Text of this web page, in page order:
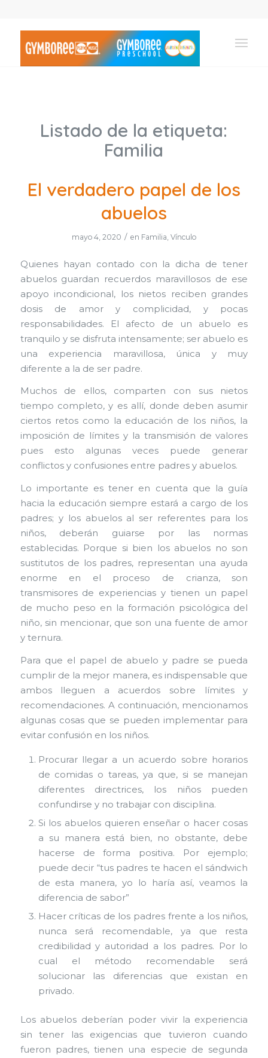
Listado de la etiqueta:
Familia
El verdadero papel de los
abuelos
mayo 4, 2020 / en Familia, Vínculo
Quienes hayan contado con la dicha de tener
abuelos guardan recuerdos maravillosos de ese
apoyo incondicional, los nietos reciben grandes
dosis de amor y complicidad, y pocas
responsabilidades. El afecto de un abuelo es
tranquilo y se disfruta intensamente; ser abuelo es
una experiencia maravillosa, única y muy
diferente a la de ser padre.
Muchos de ellos, comparten con sus nietos
tiempo completo, y es allí, donde deben asumir
ciertos retos como la educación de los niños, la
imposición de límites y la transmisión de valores
pues esto algunas veces puede generar
conflictos y confusiones entre padres y abuelos.
Lo importante es tener en cuenta que la guía
hacia la educación siempre estará a cargo de los
padres; y los abuelos al ser referentes para los
niños, deberán guiarse por las normas
establecidas. Porque si bien los abuelos no son
sustitutos de los padres, representan una ayuda
enorme en el proceso de crianza, son
transmisores de experiencias y tienen un papel
de mucho peso en la formación psicológica del
niño, sin mencionar, que son una fuente de amor
y ternura.
Para que el papel de abuelo y padre se pueda
cumplir de la mejor manera, es indispensable que
ambos lleguen a acuerdos sobre límites y
recomendaciones. A continuación, mencionamos
algunas cosas que se pueden implementar para
evitar confusión en los niños.
Procurar llegar a un acuerdo sobre horarios
de comidas o tareas, ya que, si se manejan
diferentes directrices, los niños pueden
confundirse y no trabajar con disciplina.
Si los abuelos quieren enseñar o hacer cosas
a su manera está bien, no obstante, debe
hacerse de forma positiva. Por ejemplo;
puede decir “tus padres te hacen el sándwich
de esta manera, yo lo haría así, veamos la
diferencia de sabor”
Hacer críticas de los padres frente a los niños,
nunca será recomendable, ya que resta
credibilidad y autoridad a los padres. Por lo
cual el método recomendable será
solucionar las diferencias que existan en
privado.
Los abuelos deberían poder vivir la experiencia
sin tener las exigencias que tuvieron cuando
fueron padres, tienen una especie de segunda